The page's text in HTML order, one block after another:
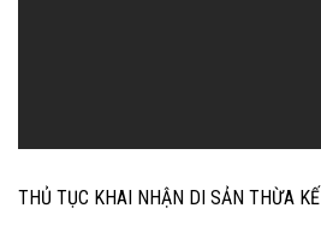
THỦ TỤC KHAI NHẬN DI SẢN THỪA KẾ